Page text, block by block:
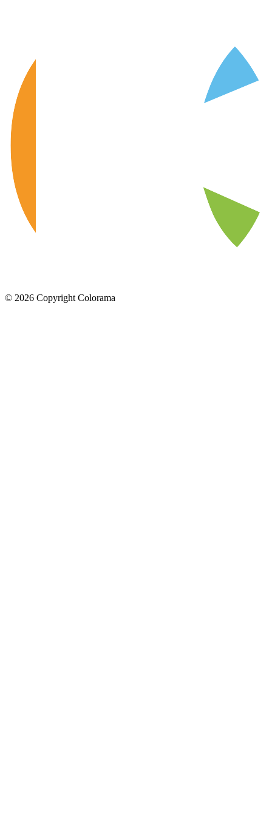
© 2026 Copyright Colorama